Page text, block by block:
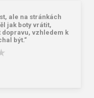
BEFADO 067D002 dámské
ale na stránkách
jak boty vrátit,
dopravu, vzhledem k
být.“